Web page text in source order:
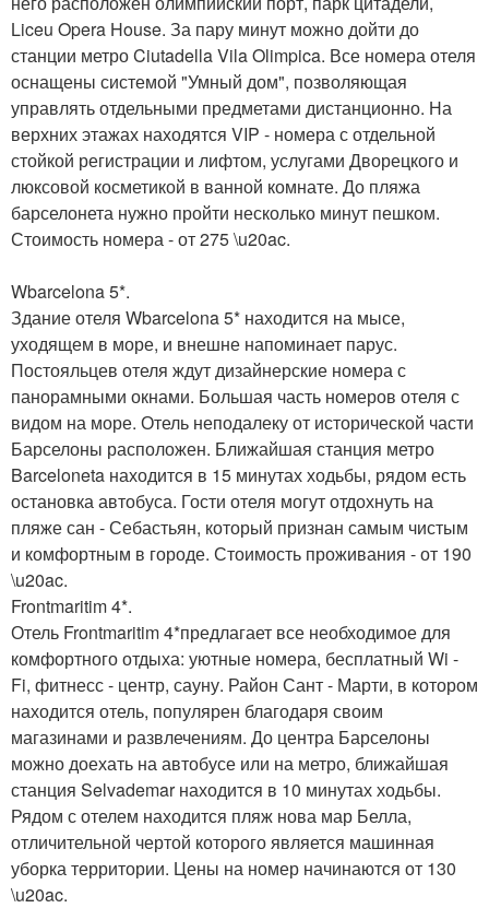
Liceu Opera House. За пару минут можно дойти до
станции метро Ciutadella Vila Olimpica. Все номера отеля
оснащены системой "Умный дом", позволяющая
управлять отдельными предметами дистанционно. На
верхних этажах находятся VIP - номера с отдельной
стойкой регистрации и лифтом, услугами Дворецкого и
люксовой косметикой в ванной комнате. До пляжа
барселонета нужно пройти несколько минут пешком.
Стоимость номера - от 275 \u20ac.
Wbarcelona 5*.
Здание отеля Wbarcelona 5* находится на мысе,
уходящем в море, и внешне напоминает парус.
Постояльцев отеля ждут дизайнерские номера с
панорамными окнами. Большая часть номеров отеля с
видом на море. Отель неподалеку от исторической части
Барселоны расположен. Ближайшая станция метро
Barceloneta находится в 15 минутах ходьбы, рядом есть
остановка автобуса. Гости отеля могут отдохнуть на
пляже сан - Себастьян, который признан самым чистым
и комфортным в городе. Стоимость проживания - от 190
\u20ac.
Frontmaritim 4*.
Отель Frontmaritim 4*предлагает все необходимое для
комфортного отдыха: уютные номера, бесплатный Wi -
Fi, фитнесс - центр, сауну. Район Сант - Марти, в котором
находится отель, популярен благодаря своим
магазинами и развлечениям. До центра Барселоны
можно доехать на автобусе или на метро, ближайшая
станция Selvademar находится в 10 минутах ходьбы.
Рядом с отелем находится пляж нова мар Белла,
отличительной чертой которого является машинная
уборка территории. Цены на номер начинаются от 130
\u20ac.